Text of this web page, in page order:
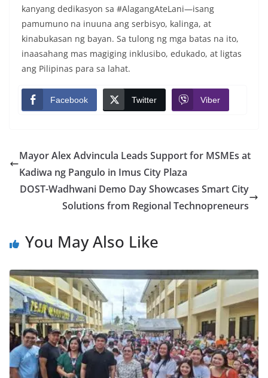
kanyang dedikasyon sa #AlagangAteLani—isang
pamumuno na inuuna ang serbisyo, kalinga, at
kinabukasan ng bayan. Sa tulong ng mga batas na ito,
inaasahang mas magiging inklusibo, edukado, at ligtas
ang Pilipinas para sa lahat.
Facebook Twitter Viber
Mayor Alex Advincula Leads Support for MSMEs at
Kadiwa ng Pangulo in Imus City Plaza
DOST-Wadhwani Demo Day Showcases Smart City
Solutions from Regional Technopreneurs
You May Also Like